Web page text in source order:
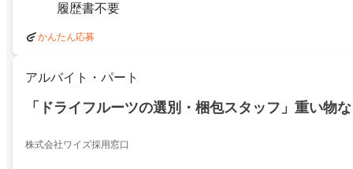
履歴書不要
かんたん応募
アルバイト・パート
「ドライフルーツの選別・梱包スタッフ」重い物
株式会社ワイズ採用窓口